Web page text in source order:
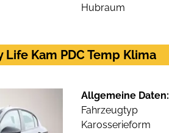
Hubraum
Life Kam PDC Temp Klima
Allgemeine Daten:
Fahrzeugtyp
Karosserieform